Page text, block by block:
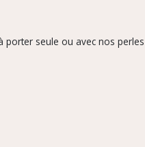
seule ou avec nos